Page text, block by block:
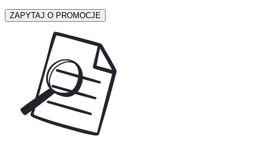
ZAPYTAJ O PROMOCJE